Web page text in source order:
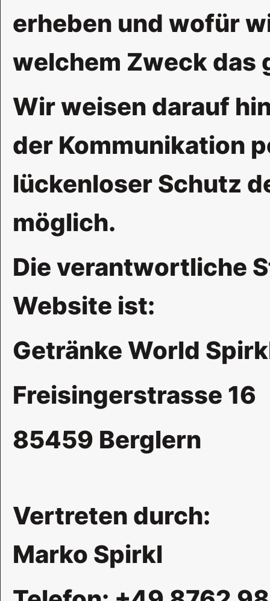
erheben und wofür
welchem Zweck das
Wir weisen darauf
der Kommunikation
lückenloser Schutz
möglich.
Die verantwortliche
Website ist:
Getränke World
Freisingerstrasse 16
85459 Berglern
Vertreten durch:
Marko Spirkl